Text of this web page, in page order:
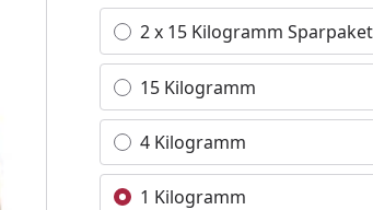
Alle anzeigen (4)
2 x 15 Kilogramm Sparpaket
15 Kilogramm
4 Kilogramm
1 Kilogramm